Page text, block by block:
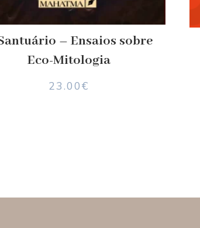
– Ensaios sobre
Eco-Mitologia
23.00€